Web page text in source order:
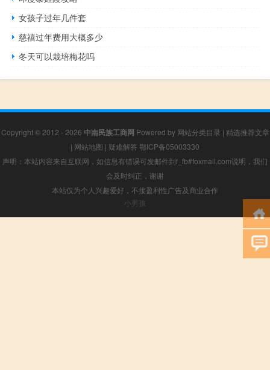
女孩子过年几件套
慈禧过年费用大概多少
冬天可以栽培梅花吗
Copyright © 2012 - 2026 中南民族工商网 Powered by 网站分类目录 | 精选推荐文章
| 网站地图 | 疑难解答 鄂ICP备05003330
声明：本站内容来自互联网，如信息有错误可发邮件到f_fb#foxmail.com说明，我们
会及时纠正，谢谢
本站仅为个人兴趣爱好，不接盈利性广告及商业合作
小男孩